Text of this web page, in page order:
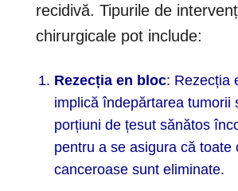
recidivă. Tipurile de
chirurgicale pot include:
Rezecția en bloc: Rezecția
implică îndepărtarea tumorii
porțiuni de țesut sănătos
pentru a se asigura că toate
canceroase sunt eliminate.